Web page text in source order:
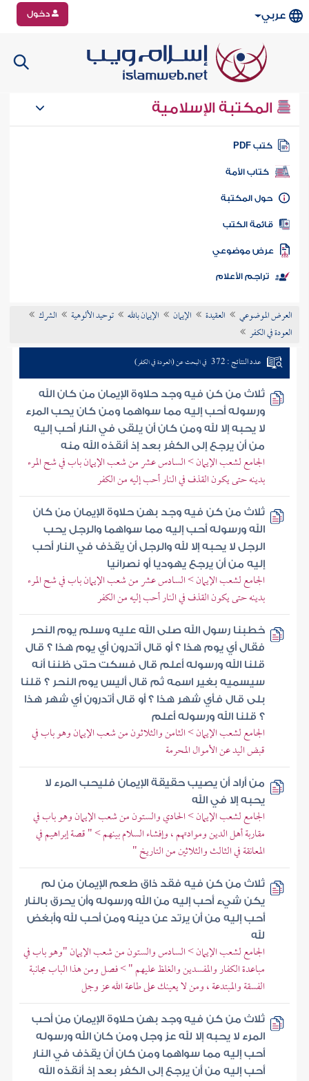
عربي دخول
المكتبة الإسلامية
كتب PDF
كتاب الأمة
المكتبة
الكتب
موضوعي
تراجم الأعلام
العرض الموضوعي العقيدة الإيمان الإيمان بالله توحيد الألوهية
الشرك
العودة في الكفر
عدد النتائج : 372 في البحث عن (العودة في الكفر)
ثلاث من كن فيه وجد حلاوة الإيمان من كان الله
ورسوله أحب إليه مما سواهما ومن كان يحب المرء
لا يحبه إلا لله ومن كان أن يلقى في النار أحب إليه
من أن يرجع إلى الكفر بعد إذ أنقذه الله منه
الجامع لشعب الإيمان > السادس عشر من شعب الإيمان باب في شح المرء
بدينه حتى يكون القذف في النار أحب إليه من الكفر
ثلاث من كن فيه وجد بهن حلاوة الإيمان من كان
الله ورسوله أحب إليه مما سواهما والرجل يحب
الرجل لا يحبه إلا لله والرجل أن يقذف في النار أحب
إليه من أن يرجع يهوديا أو نصرانيا
الجامع لشعب الإيمان > السادس عشر من شعب الإيمان باب في شح المرء
بدينه حتى يكون القذف في النار أحب إليه من الكفر
خطبنا رسول الله صلى الله عليه وسلم يوم النحر
فقال أي يوم هذا ؟ أو قال أتدرون أي يوم هذا ؟ قال
قلنا الله ورسوله أعلم قال فسكت حتى ظننا أنه
سيسميه بغير اسمه ثم قال أليس يوم النحر ؟ قلنا
بلى قال فأي شهر هذا ؟ أو قال أتدرون أي شهر هذا
؟ قلنا الله ورسوله أعلم
الجامع لشعب الإيمان > الثامن والثلاثون من شعب الإيمان وهو باب في
قبض اليد عن الأموال المحرمة
من أراد أن يصيب حقيقة الإيمان فليحب المرء لا
يحبه إلا في الله
الجامع لشعب الإيمان > الحادي والستون من شعب الإيمان وهو باب في
مقاربة أهل الدين وموادتهم ، وإفشاء السلام بينهم > " قصة إبراهيم في
المعانقة في الثالث والثلاثين من التاريخ "
ثلاث من كن فيه فقد ذاق طعم الإيمان من لم
يكن شيء أحب إليه من الله ورسوله وأن يحرق بالنار
أحب إليه من أن يرتد عن دينه ومن أحب لله وأبغض
لله
الجامع لشعب الإيمان > السادس والستون من شعب الإيمان "وهو باب في
مباعدة الكفار والمفسدين والغلظ عليهم " > فصل ومن هذا الباب مجانبة
الفسقة والمبتدعة ، ومن لا يعينك على طاعة الله عز وجل
ثلاث من كن فيه وجد بهن حلاوة الإيمان من أحب
المرء لا يحبه إلا لله عز وجل ومن كان الله ورسوله
أحب إليه مما سواهما ومن كان أن يقذف في النار
أحب إليه من أن يرجع إلى الكفر بعد إذ أنقذه الله